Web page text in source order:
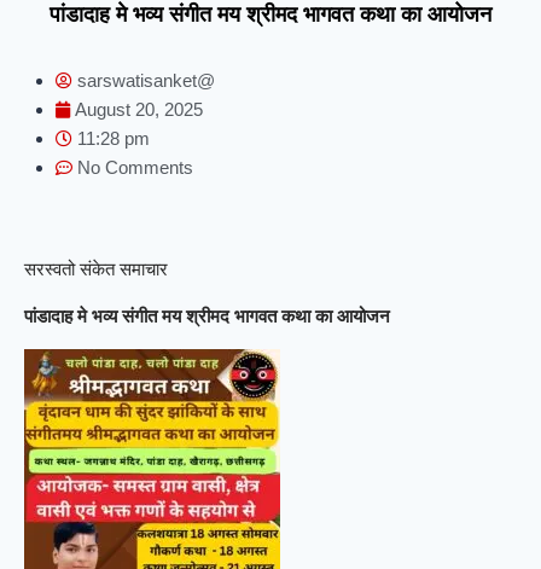
पांडादाह मे भव्य संगीत मय श्रीमद भागवत कथा का आयोजन
sarswatisanket@
August 20, 2025
11:28 pm
No Comments
सरस्वतो संकेत समाचार
पांडादाह मे भव्य संगीत मय श्रीमद भागवत कथा का आयोजन